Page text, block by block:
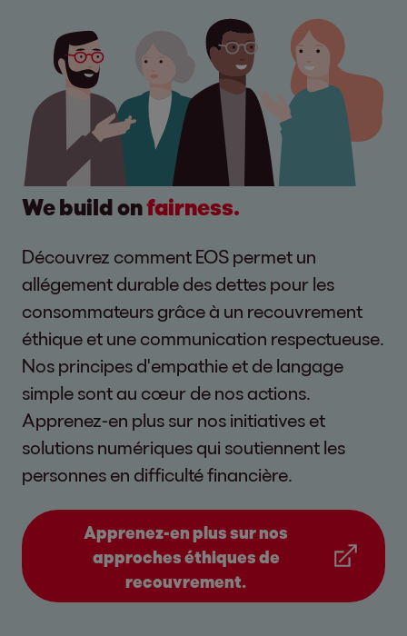
We build onfairness.
Découvrez comment EOS permet un
allégement durable des dettes pour les
consommateurs grâce à un recouvrement
éthique et une communication respectueuse.
Nos principes d'empathie et de langage
simple sont au cœur de nos actions.
Apprenez-en plus sur nos initiatives et
solutions numériques qui soutiennent les
personnes en difficulté financière.
Apprenez-en plus sur nos
approches éthiques de
recouvrement.